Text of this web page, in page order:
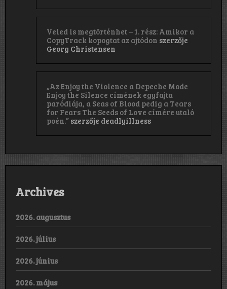
Veled is megtörténhet – 1. rész: Amikor a
CopyTrack kopogtat az ajtódon szerzője
Georg Christensen
„Az Enjoy the Violence a Depeche Mode
Enjoy the Silence címének egyfajta
paródiája, a Seas of Blood pedig a Tears
for Fears The Seeds of Love címére utaló
poén.” szerzője deadlyillness
Archives
2026. augusztus
2026. július
2026. június
2026. május